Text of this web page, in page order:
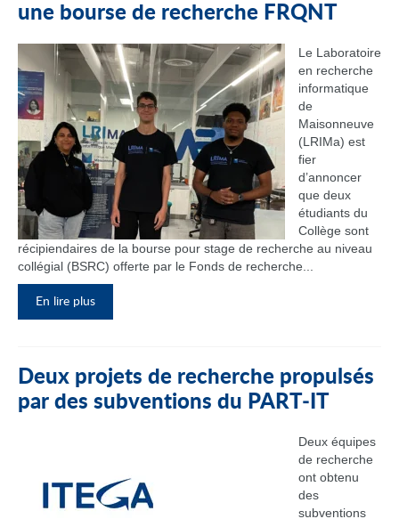
une bourse de recherche FRQNT
Le Laboratoire
en recherche
informatique
de
Maisonneuve
(LRIMa) est
fier
d’annoncer
que deux
étudiants du
Collège sont
récipiendaires de la bourse pour stage de recherche au niveau
collégial (BSRC) offerte par le Fonds de recherche...
En lire plus
Deux projets de recherche propulsés
par des subventions du PART‑IT
Deux équipes
de recherche
ont obtenu
des
subventions